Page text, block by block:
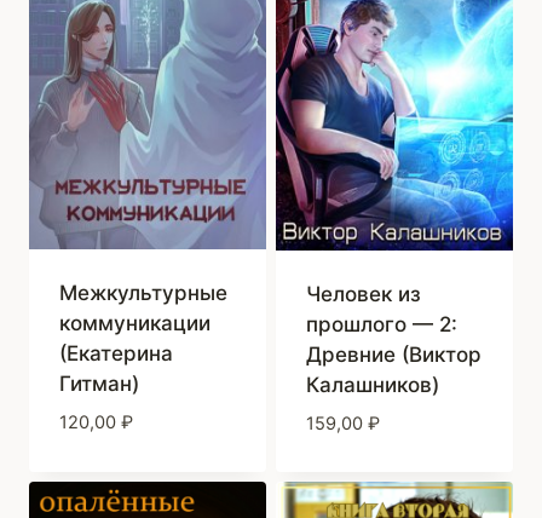
Межкультурные
коммуникации
(Екатерина
Гитман)
120,00 ₽
Человек из
прошлого — 2:
Древние (Виктор
Калашников)
159,00 ₽